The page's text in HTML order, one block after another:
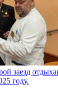
заезд
году.